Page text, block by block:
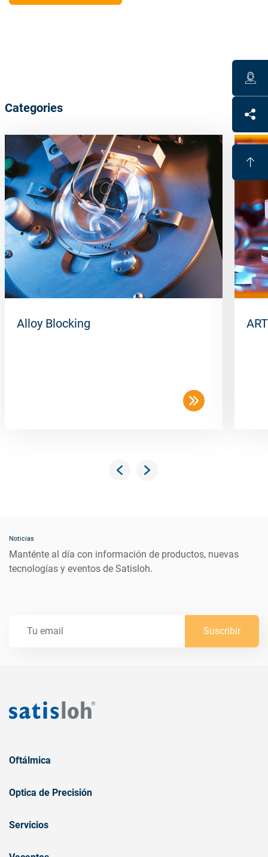
Categories
Alloy Blocking
Noticias
Manténte al día con información de productos, nuevas
tecnologías y eventos de Satisloh.
Suscribir
Oftálmica
Optica de Precisión
Servicios